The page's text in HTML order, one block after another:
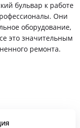
бульвар к работе
Они
оборудование,
это значительным
ремонта.